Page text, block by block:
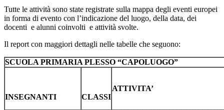
Tutte le attività sono state registrate sulla mappa degli eventi europei
in forma di evento con l’indicazione del luogo, della data, dei
docenti e alunni coinvolti e attività svolte.
Il report con maggiori dettagli nelle tabelle che seguono:
SCUOLA PRIMARIA PLESSO “CAPOLUOGO”
INSEGNANTI CLASSI
ATTIVITA’